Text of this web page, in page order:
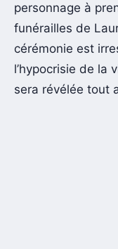
personnage à
funérailles de
cérémonie est
l’hypocrisie de la
sera révélée tout